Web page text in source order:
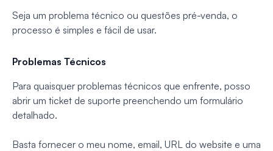
Seja um problema técnico ou questões pré-venda, o
processo é simples e fácil de usar.
Problemas Técnicos
Para quaisquer problemas técnicos que enfrente, posso
abrir um ticket de suporte preenchendo um formulário
detalhado.
Basta fornecer o meu nome, email, URL do website e uma